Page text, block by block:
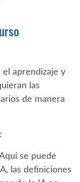
aprendizaje y
las
de manera
:
se puede
las definiciones